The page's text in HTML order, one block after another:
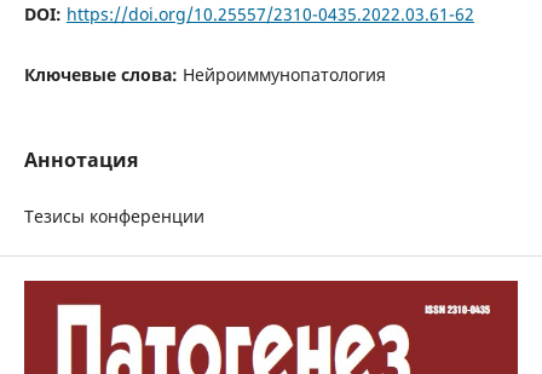
DOI: https://doi.org/10.25557/2310-0435.2022.03.61-62
Ключевые слова: Нейроиммунопатология
Аннотация
Тезисы конференции